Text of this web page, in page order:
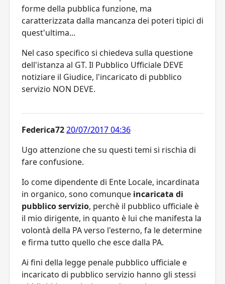
forme della pubblica funzione, ma
caratterizzata dalla mancanza dei poteri tipici di
quest'ultima...
Nel caso specifico si chiedeva sulla questione
dell'istanza al GT. Il Pubblico Ufficiale DEVE
notiziare il Giudice, l'incaricato di pubblico
servizio NON DEVE.
Federica7220/07/2017 04:36
Ugo attenzione che su questi temi si rischia di
fare confusione.
Io come dipendente di Ente Locale, incardinata
in organico, sono comunque incaricata di
pubblico servizio, perchè il pubblico ufficiale è
il mio dirigente, in quanto è lui che manifesta la
volontà della PA verso l'esterno, fa le determine
e firma tutto quello che esce dalla PA.
Ai fini della legge penale pubblico ufficiale e
incaricato di pubblico servizio hanno gli stessi